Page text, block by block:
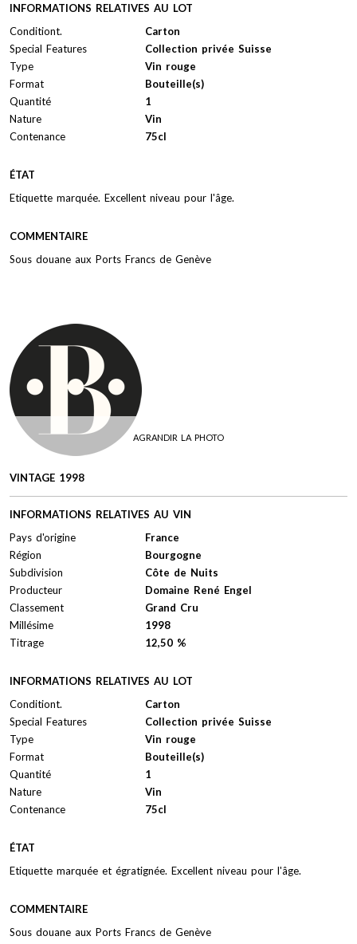
INFORMATIONS RELATIVES AU LOT
Conditiont.
Carton
Special Features
Collection privée Suisse
Type
Vin rouge
Format
Bouteille(s)
Quantité
1
Nature
Vin
Contenance
75cl
ÉTAT
Etiquette marquée. Excellent niveau pour l'âge.
COMMENTAIRE
Sous douane aux Ports Francs de Genève
AGRANDIR LA PHOTO
VINTAGE 1998
INFORMATIONS RELATIVES AU VIN
Pays d'origine
France
Région
Bourgogne
Subdivision
Côte de Nuits
Producteur
Domaine René Engel
Classement
Grand Cru
Millésime
1998
Titrage
12,50 %
INFORMATIONS RELATIVES AU LOT
Conditiont.
Carton
Special Features
Collection privée Suisse
Type
Vin rouge
Format
Bouteille(s)
Quantité
1
Nature
Vin
Contenance
75cl
ÉTAT
Etiquette marquée et égratignée. Excellent niveau pour l'âge.
COMMENTAIRE
Sous douane aux Ports Francs de Genève